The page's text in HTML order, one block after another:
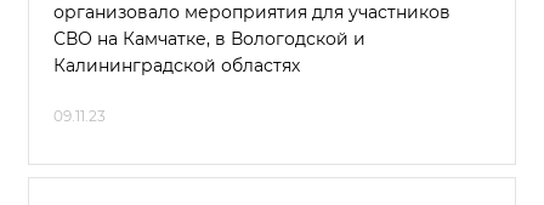
организовало мероприятия для участников
СВО на Камчатке, в Вологодской и
Калининградской областях
09.11.23